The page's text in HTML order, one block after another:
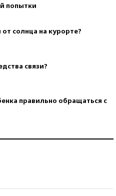
попытки
солнца на курорте?
связи?
правильно обращаться с